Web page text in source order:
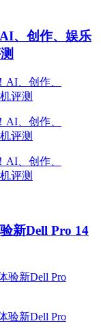
、创作、娱乐
新Dell Pro 14